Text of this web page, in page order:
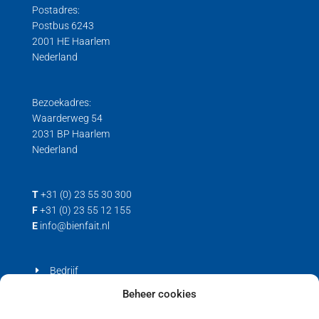
Beheer cookies
Postadres:
Postbus 6243
2001 HE Haarlem
Nederland
Bezoekadres:
Waarderweg 54
2031 BP Haarlem
Nederland
T +31 (0) 23 55 30 300
F +31 (0) 23 55 12 155
E info@bienfait.nl
Bedrijf